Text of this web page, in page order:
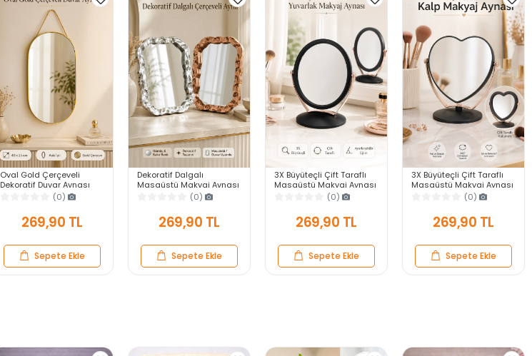
Oval Gold Çerçeveli
Dekoratif Duvar Aynası
40x25 Askılı Modern
Salon Antre Banyo Yatak
Odası Aynası
(0)
269,90 TL
Sepete Ekle
Dekoratif Dalgalı
Masaüstü Makyaj Aynası
Gümüş Bakır Çerçeveli
Modern Yakın Duvar Ayna
(0)
269,90 TL
Sepete Ekle
3X Büyüteçli Çift Taraflı
Masaüstü Makyaj Aynası
Daire Siyah Rose Gold
Standlı Dekoratif Yakın
(0)
269,90 TL
Sepete Ekle
3X Büyüteçli Çift Taraflı
Masaüstü Makyaj Aynası
Kalpi Siyah Rose Gold
Standlı Dekoratif Yakın
(0)
269,90 TL
Sepete Ekle